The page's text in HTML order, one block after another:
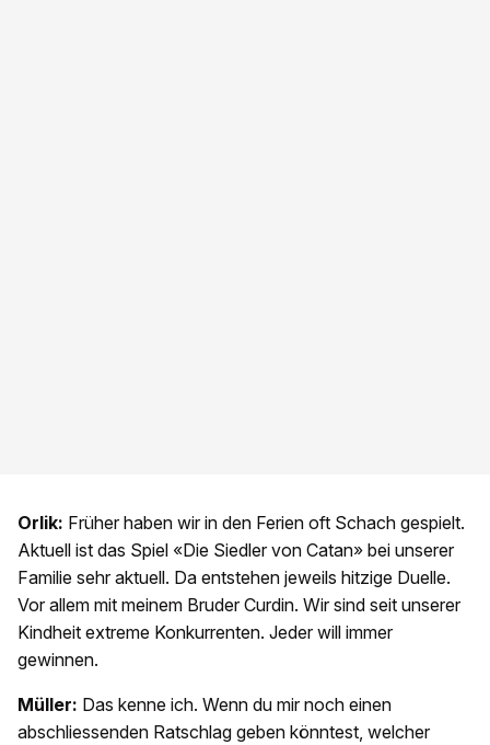
Orlik: Früher haben wir in den Ferien oft Schach gespielt.
Aktuell ist das Spiel «Die Siedler von Catan» bei unserer
Familie sehr aktuell. Da entstehen jeweils hitzige Duelle.
Vor allem mit meinem Bruder Curdin. Wir sind seit unserer
Kindheit extreme Konkurrenten. Jeder will immer
gewinnen.
Müller: Das kenne ich. Wenn du mir noch einen
abschliessenden Ratschlag geben könntest, welcher